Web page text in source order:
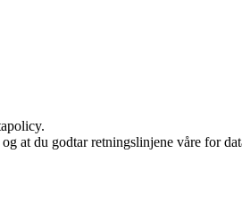
at du godtar retningslinjene våre for